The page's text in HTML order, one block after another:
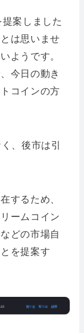
案しました
は思いませ
ようです。
今日の動き
コインの方
、後市は引
するため、
ームコイン
どの市場自
を提案す